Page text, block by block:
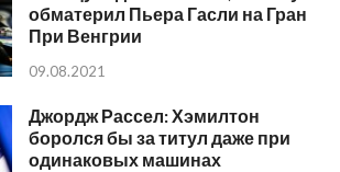
обматерил Пьера Гасли на Гран
При Венгрии
09.08.2021
Джордж Рассел: Хэмилтон
боролся бы за титул даже при
одинаковых машинах